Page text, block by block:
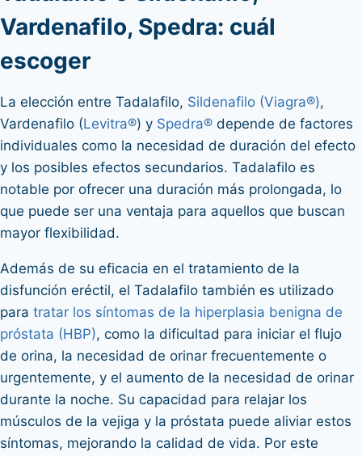
Vardenafilo, Spedra: cuál
escoger
La elección entre Tadalafilo, Sildenafilo (Viagra®),
Vardenafilo (Levitra®) y Spedra® depende de factores
individuales como la necesidad de duración del efecto
y los posibles efectos secundarios. Tadalafilo es
notable por ofrecer una duración más prolongada, lo
que puede ser una ventaja para aquellos que buscan
mayor flexibilidad.
Además de su eficacia en el tratamiento de la
disfunción eréctil, el Tadalafilo también es utilizado
para tratar los síntomas de la hiperplasia benigna de
próstata (HBP), como la dificultad para iniciar el flujo
de orina, la necesidad de orinar frecuentemente o
urgentemente, y el aumento de la necesidad de orinar
durante la noche. Su capacidad para relajar los
músculos de la vejiga y la próstata puede aliviar estos
síntomas, mejorando la calidad de vida. Por este